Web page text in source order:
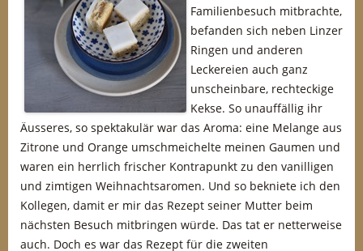
Familienbesuch mitbrachte,
befanden sich neben Linzer
Ringen und anderen
Leckereien auch ganz
unscheinbare, rechteckige
Kekse. So unauffällig ihr
Äusseres, so spektakulär war das Aroma: eine Melange aus
Zitrone und Orange umschmeichelte meinen Gaumen und
waren ein herrlich frischer Kontrapunkt zu den vanilligen
und zimtigen Weihnachtsaromen. Und so bekniete ich den
Kollegen, damit er mir das Rezept seiner Mutter beim
nächsten Besuch mitbringen würde. Das tat er netterweise
auch. Doch es war das Rezept für die zweiten